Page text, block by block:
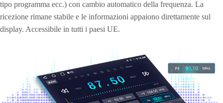
*Supporto dei formati telecamera: CVBS, AHD, TVI e LVDS (interfacce dedicate per modelli
Trasmette informazioni aggiuntive con il segnale radio (nome stazione,
tipo programma ecc.) con cambio automatico della frequenza. La
ricezione rimane stabile e le informazioni appaiono direttamente sul